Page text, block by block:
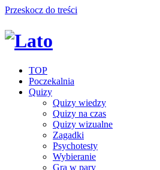
Przeskocz do treści
TOP
Poczekalnia
Quizy
Quizy wiedzy
Quizy na czas
Quizy wizualne
Zagadki
Psychotesty
Wybieranie
Gra w pary